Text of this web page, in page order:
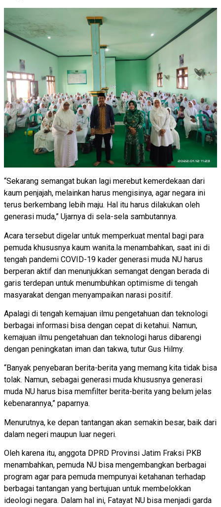
“Sekarang semangat bukan lagi merebut kemerdekaan dari
kaum penjajah, melainkan harus mengisinya, agar negara ini
terus berkembang lebih maju. Hal itu harus dilakukan oleh
generasi muda,” Ujarnya di sela-sela sambutannya.
Acara tersebut digelar untuk memperkuat mental bagi para
pemuda khususnya kaum wanita.la menambahkan, saat ini di
tengah pandemi COVID-19 kader generasi muda NU harus
berperan aktif dan menunjukkan semangat dengan berada di
garis terdepan untuk menumbuhkan optimisme di tengah
masyarakat dengan menyampaikan narasi positif.
Apalagi di tengah kemajuan ilmu pengetahuan dan teknologi
berbagai informasi bisa dengan cepat di ketahui. Namun,
kemajuan ilmu pengetahuan dan teknologi harus dibarengi
dengan peningkatan iman dan takwa, tutur Gus Hilmy.
“Banyak penyebaran berita-berita yang memang kita tidak bisa
tolak. Namun, sebagai generasi muda khususnya generasi
muda NU harus bisa memfilter berita-berita yang belum jelas
kebenarannya,” paparnya.
Menurutnya, ke depan tantangan akan semakin besar, baik dari
dalam negeri maupun luar negeri.
Oleh karena itu, anggota DPRD Provinsi Jatim Fraksi PKB
menambahkan, pemuda NU bisa mengembangkan berbagai
program agar para pemuda mempunyai ketahanan terhadap
berbagai tantangan yang bertujuan untuk membelokkan
ideologi negara. Dalam hal ini, Fatayat NU bisa menjadi garda